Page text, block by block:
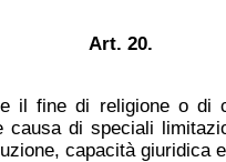
Art. 20.
il fine di religione o di
causa di speciali
capacità giuridica